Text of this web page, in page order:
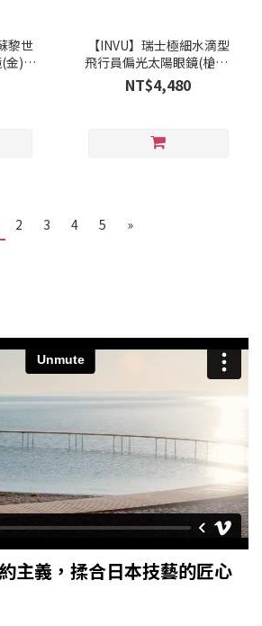
黎世
金)
【INVU】瑞士極細水滴型
飛行員偏光太陽眼鏡(槍色)
P1104C
NT$4,480
2 3 4 5 »
主義，揉合日本技藝的匠心